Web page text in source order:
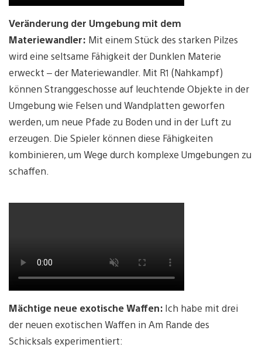
Veränderung der Umgebung mit dem
Materiewandler: Mit einem Stück des starken Pilzes
wird eine seltsame Fähigkeit der Dunklen Materie
erweckt – der Materiewandler. Mit R1 (Nahkampf)
können Stranggeschosse auf leuchtende Objekte in der
Umgebung wie Felsen und Wandplatten geworfen
werden, um neue Pfade zu Boden und in der Luft zu
erzeugen. Die Spieler können diese Fähigkeiten
kombinieren, um Wege durch komplexe Umgebungen zu
schaffen.
Mächtige neue exotische Waffen: Ich habe mit drei
der neuen exotischen Waffen in Am Rande des
Schicksals experimentiert: